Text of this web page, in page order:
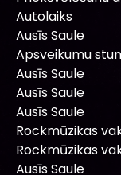
Autolaiks
Ausīs Saule
Apsveikumu
Ausīs Saule
Ausīs Saule
Ausīs Saule
Rockmūzikas
Rockmūzikas
Ausīs Saule